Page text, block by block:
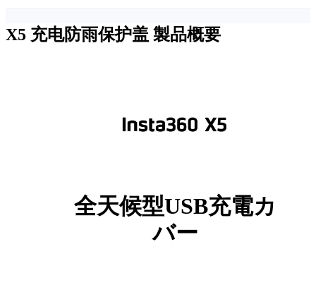
X5 充电防雨保护盖 製品概要
全天候型USB充電カ
バー